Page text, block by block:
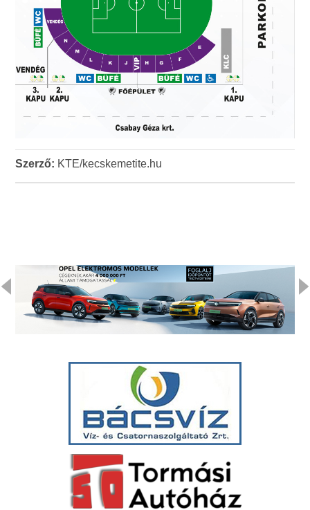
Szerző: KTE/kecskemetite.hu